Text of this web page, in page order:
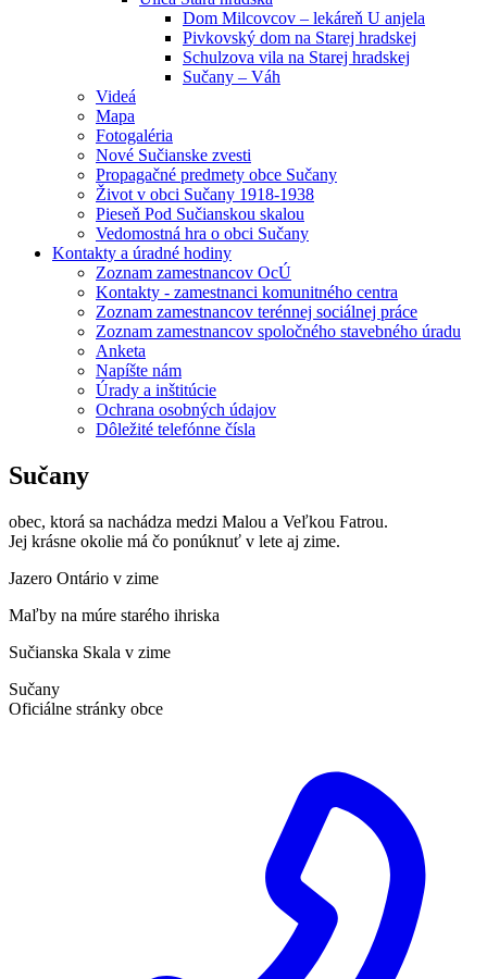
Dom Milcovcov – lekáreň U anjela
Pivkovský dom na Starej hradskej
Schulzova vila na Starej hradskej
Sučany – Váh
Videá
Mapa
Fotogaléria
Nové Sučianske zvesti
Propagačné predmety obce Sučany
Život v obci Sučany 1918-1938
Pieseň Pod Sučianskou skalou
Vedomostná hra o obci Sučany
Kontakty a úradné hodiny
Zoznam zamestnancov OcÚ
Kontakty - zamestnanci komunitného centra
Zoznam zamestnancov terénnej sociálnej práce
Zoznam zamestnancov spoločného stavebného úradu
Anketa
Napíšte nám
Úrady a inštitúcie
Ochrana osobných údajov
Dôležité telefónne čísla
Sučany
obec, ktorá sa nachádza medzi Malou a Veľkou Fatrou.
Jej krásne okolie má čo ponúknuť v lete aj zime.
Jazero Ontário v zime
Maľby na múre starého ihriska
Sučianska Skala v zime
Sučany
Oficiálne stránky obce